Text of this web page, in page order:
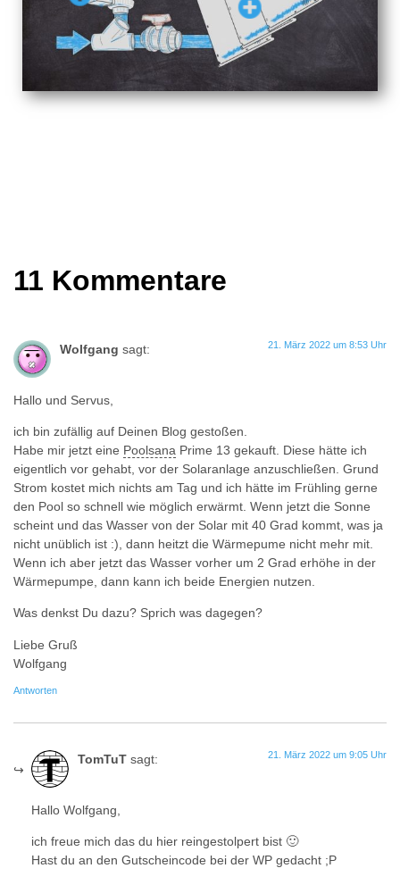
11 Kommentare
Wolfgang sagt: 21. März 2022 um 8:53 Uhr
Hallo und Servus,
ich bin zufällig auf Deinen Blog gestoßen.
Habe mir jetzt eine Poolsana Prime 13 gekauft. Diese hätte ich
eigentlich vor gehabt, vor der Solaranlage anzuschließen. Grund
Strom kostet mich nichts am Tag und ich hätte im Frühling gerne
den Pool so schnell wie möglich erwärmt. Wenn jetzt die Sonne
scheint und das Wasser von der Solar mit 40 Grad kommt, was ja
nicht unüblich ist :), dann heitzt die Wärmepume nicht mehr mit.
Wenn ich aber jetzt das Wasser vorher um 2 Grad erhöhe in der
Wärmepumpe, dann kann ich beide Energien nutzen.
Was denkst Du dazu? Sprich was dagegen?
Liebe Gruß
Wolfgang
Antworten
TomTuT sagt: 21. März 2022 um 9:05 Uhr
Hallo Wolfgang,
ich freue mich das du hier reingestolpert bist 🙂
Hast du an den Gutscheincode bei der WP gedacht ;P